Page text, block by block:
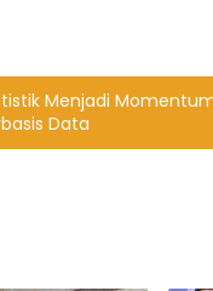
Menjadi
Data